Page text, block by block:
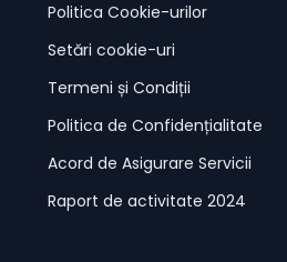
Politica Cookie-urilor
Setări cookie-uri
Termeni și Condiții
Politica de Confidențialitate
Acord de Asigurare Servicii
Raport de activitate 2024